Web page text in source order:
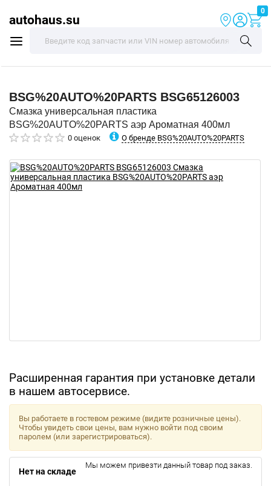
autohaus.su
0
BSG%20AUTO%20PARTS BSG65126003
Смазка универсальная пластика
BSG%20AUTO%20PARTS аэр Ароматная 400мл
0 оценок О бренде BSG%20AUTO%20PARTS
Расширенная гарантия при установке детали
в нашем автосервисе.
Вы работаете в гостевом режиме (видите розничные цены).
Чтобы увидеть свои цены, вам нужно войти под своим
паролем (или зарегистрироваться).
Нет на складе
Мы можем привезти данный товар под заказ.